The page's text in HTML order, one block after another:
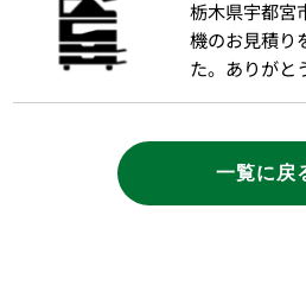
栃木県宇都宮
機のお見積り
た。ありがと
一覧に戻